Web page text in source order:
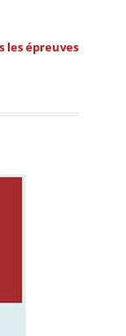
les épreuves